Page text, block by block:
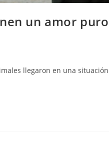
un amor puro
llegaron en una